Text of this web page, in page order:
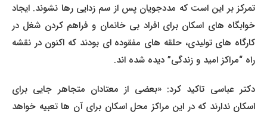
تمرکز بر این است که مددجویان پس از سم زدایی رها نشوند. ایجاد
خوابگاه های اسکان برای افراد بی خانمان و فراهم کردن شغل در
کارگاه های تولیدی، حلقه های مفقوده ای بودند که اکنون در نقشه
راه “مراکز امید و زندگی” دیده شده اند.
دکتر عباسی تاکید کرد: «بعضی از معتادان متجاهر جایی برای
اسکان ندارند که در این مراکز محل اسکان برای آن ها تعبیه خواهد